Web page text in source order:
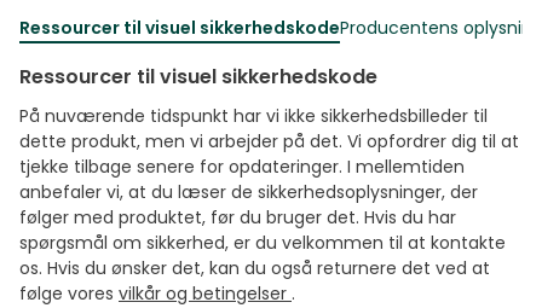
Ressourcer til visuel sikkerhedskodeProducentens
Ressourcer til visuel sikkerhedskode
På nuværende tidspunkt har vi ikke sikkerhedsbilleder til
dette produkt, men vi arbejder på det. Vi opfordrer dig til at
tjekke tilbage senere for opdateringer. I mellemtiden
anbefaler vi, at du læser de sikkerhedsoplysninger, der
følger med produktet, før du bruger det. Hvis du har
spørgsmål om sikkerhed, er du velkommen til at kontakte
os. Hvis du ønsker det, kan du også returnere det ved at
følge vores vilkår og betingelser .